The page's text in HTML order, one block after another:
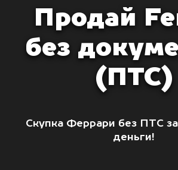
Продай
без
(ПТС)
Скупка Феррари без ПТС
деньги!